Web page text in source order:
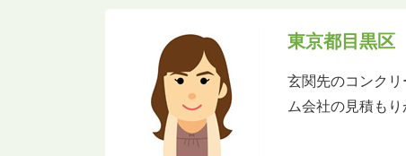
東京都目黒区
玄関先のコンク
ム会社の見積も